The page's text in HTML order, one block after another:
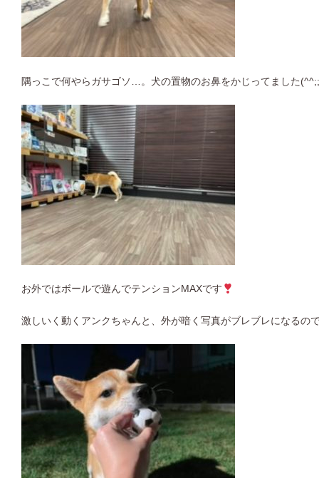
隅っこで何やらガサゴソ…。犬の置物のお鼻をかじってました
お外ではボールで遊んでテンションMAXです
激しいく動くアンクちゃんと、外が暗く写真がブレブレになるの